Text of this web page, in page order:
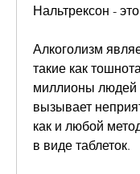
Нальтрексон -
Алкоголизм
такие как
миллионы людей
вызывает
как и любой
в виде таблеток.